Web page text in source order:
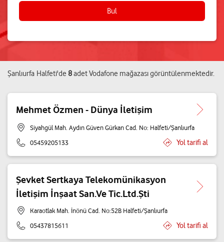
Bul
Şanlıurfa Halfeti'de 8adetVodafone mağazasıgörüntülenmektedir.
Mehmet Özmen - Dünya İletişim
Siyahgül Mah. Aydın Güven Gürkan Cad. No: Halfeti/Şanlıurfa
05459205133
Yol tarifi al
Şevket Sertkaya Telekomünikasyon
İletişim İnşaat San.Ve Tic.Ltd.Şti
Karaotlak Mah. İnönü Cad. No:52B Halfeti/Şanlıurfa
05437815611
Yol tarifi al